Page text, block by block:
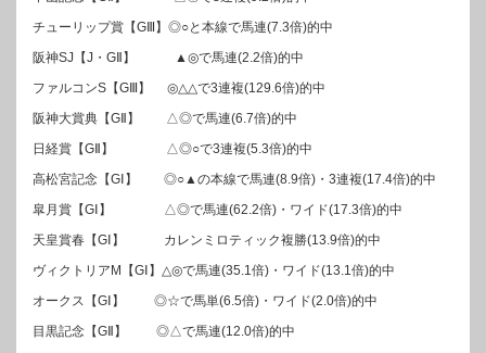
チューリップ賞【GⅢ】◎○と本線で馬連(7.3倍)的中
阪神SJ【J・GⅡ】 ▲◎で馬連(2.2倍)的中
ファルコンS【GⅢ】 ◎△△で3連複(129.6倍)的中
阪神大賞典【GⅡ】 △◎で馬連(6.7倍)的中
日経賞【GⅡ】 △◎○で3連複(5.3倍)的中
高松宮記念【GⅠ】 ◎○▲の本線で馬連(8.9倍)・3連複(17.4倍)的中
皐月賞【GⅠ】 △◎で馬連(62.2倍)・ワイド(17.3倍)的中
天皇賞春【GⅠ】 カレンミロティック複勝(13.9倍)的中
ヴィクトリアM【GⅠ】△◎で馬連(35.1倍)・ワイド(13.1倍)的中
オークス【GⅠ】 ◎☆で馬単(6.5倍)・ワイド(2.0倍)的中
目黒記念【GⅡ】 ◎△で馬連(12.0倍)的中